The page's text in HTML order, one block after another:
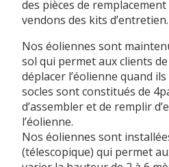
des pièces de
vendons des kits d’entretien.
Nos éoliennes sont
sol qui permet aux clients
déplacer l’éolienne quand
socles sont constitués de
d’assembler et de remplir
l’éolienne.
Nos éoliennes sont
(télescopique) qui permet